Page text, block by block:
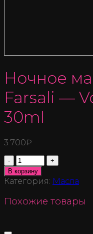
Ночное
Farsali —
30ml
3 700₽
Количество
В корзину
Категория: Масла
Похожие товары